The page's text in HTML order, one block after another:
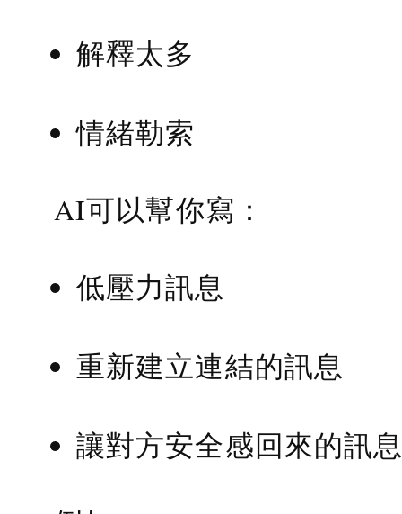
解釋太多
情緒勒索
AI可以幫你寫：
低壓力訊息
重新建立連結的訊息
讓對方安全感回來的訊